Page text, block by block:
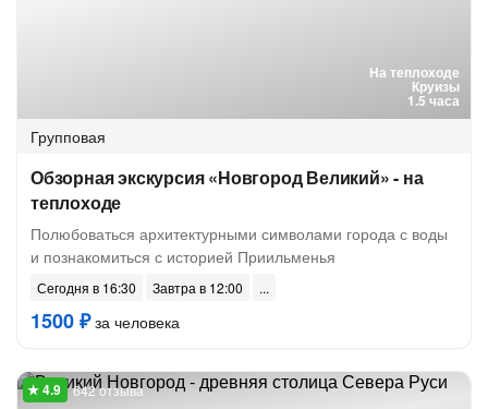
На теплоходе
Круизы
1.5 часа
Групповая
Обзорная экскурсия «Новгород Великий» - на
теплоходе
Полюбоваться архитектурными символами города с воды
и познакомиться с историей Приильменья
Сегодня в 16:30 Завтра в 12:00
1500 ₽за человека
642 отзыва